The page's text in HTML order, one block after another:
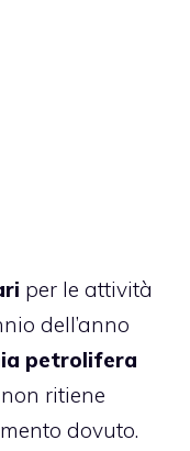
per le attività
dell’anno
petrolifera
ritiene
dovuto.